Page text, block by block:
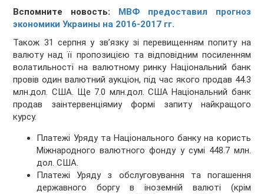
Вспомните новость: МВФ предоставил прогноз
экономики Украины на 2016-2017 гг.
Також 31 серпня у зв’язку зі перевищенням попиту на
валюту над її пропозицією та відповідним посиленням
волатильності на валютному ринку Національний банк
провів один валютний аукціон, під час якого продав 44.3
млн.дол. США. Ще 7.0 млн.дол. США Національний банк
продав заінтервенціямиу формі запиту найкращого
курсу.
Платежі Уряду та Національного банку на користь
Міжнародного валютного фонду у сумі 448.7 млн.
дол. США.
Платежі Уряду з обслуговування та погашення
державного боргу в іноземній валюті (крім